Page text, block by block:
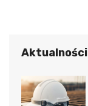
Aktualności